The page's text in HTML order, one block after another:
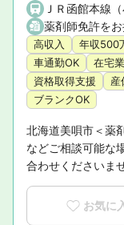
ＪＲ函館本線
薬剤師免許を
高収入 年収500
車通勤OK
在宅
資格取得支援
産
ブランクOK
北海道美唄市＜薬
などご相談可能な
合わせくださいま
お気に